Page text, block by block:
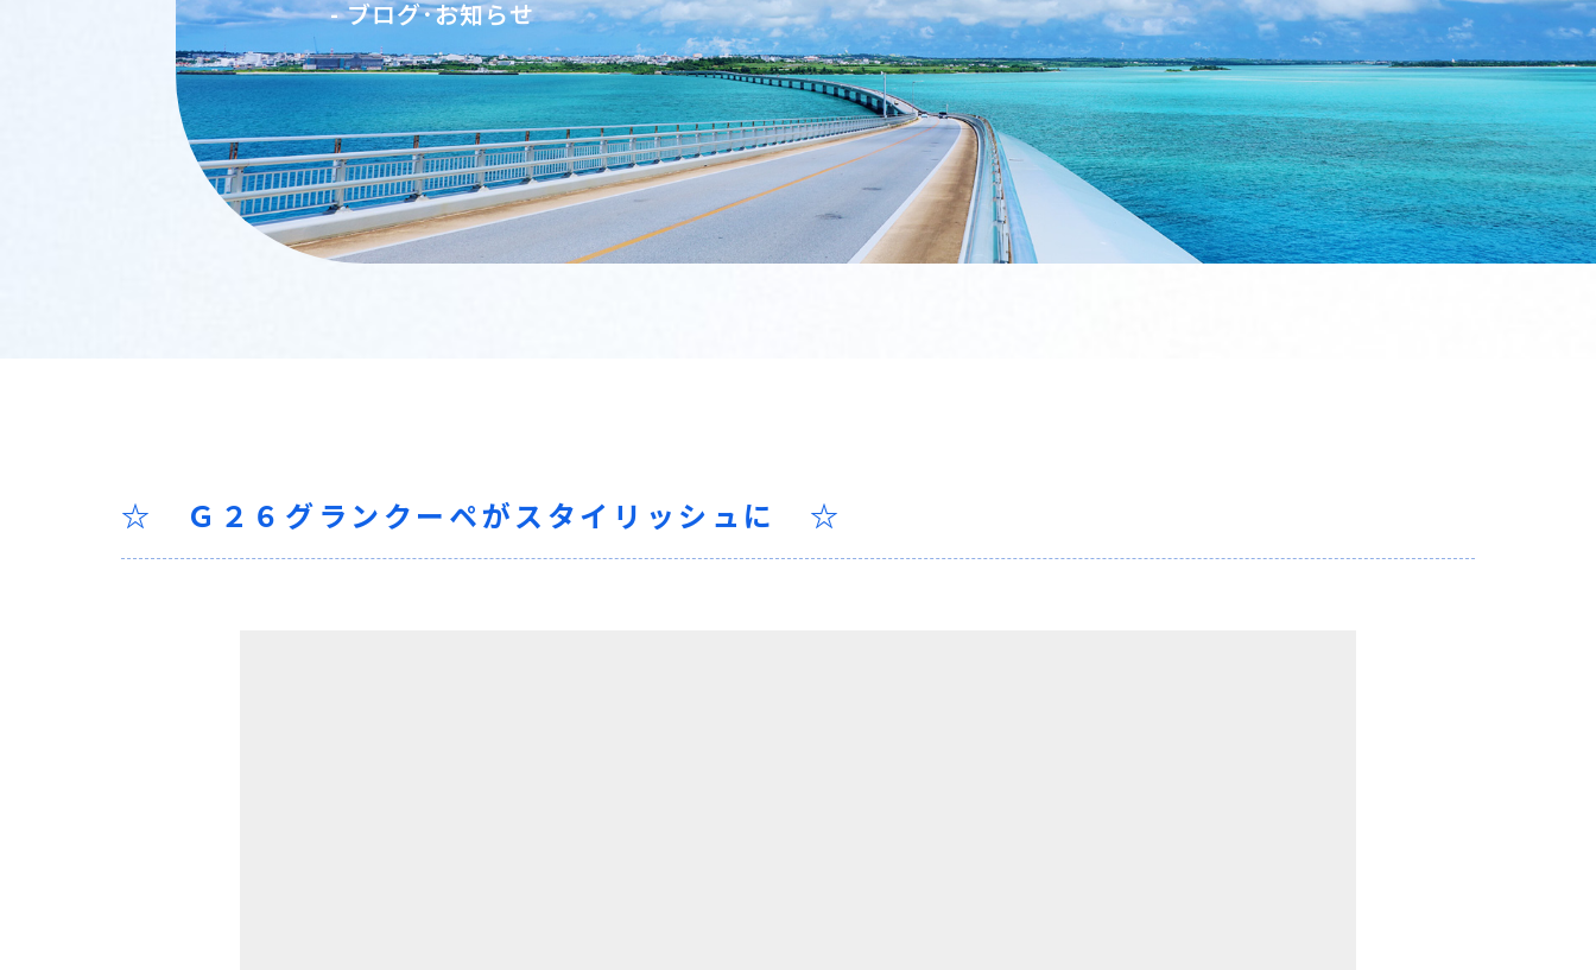
- ブログ･お知らせ
☆ Ｇ２６グランクーペがスタイリッシュに ☆